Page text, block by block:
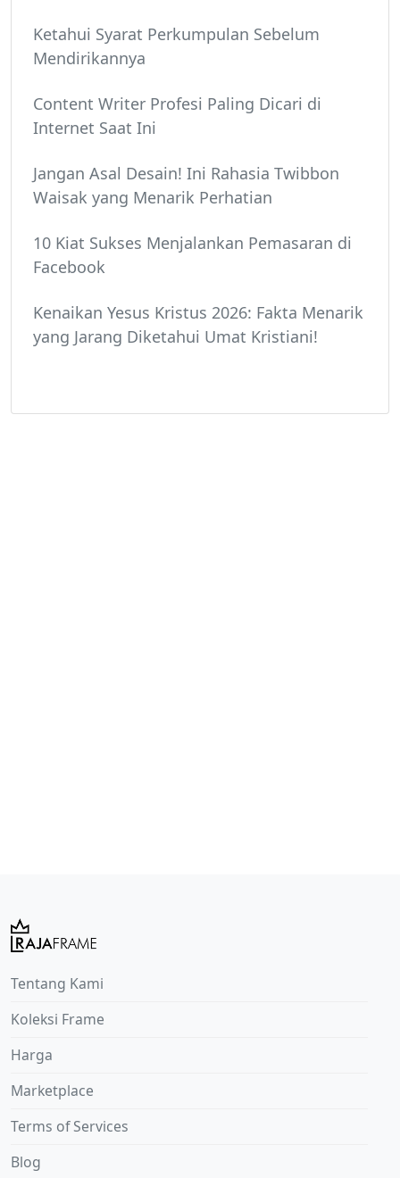
Ketahui Syarat Perkumpulan Sebelum
Mendirikannya
Content Writer Profesi Paling Dicari di
Internet Saat Ini
Jangan Asal Desain! Ini Rahasia Twibbon
Waisak yang Menarik Perhatian
10 Kiat Sukses Menjalankan Pemasaran di
Facebook
Kenaikan Yesus Kristus 2026: Fakta Menarik
yang Jarang Diketahui Umat Kristiani!
Tentang Kami
Koleksi Frame
Harga
Marketplace
Terms of Services
Blog